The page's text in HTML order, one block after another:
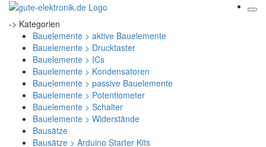
-> Kategorien
Bauelemente > aktive Bauelemente
Bauelemente > Drucktaster
Bauelemente > ICs
Bauelemente > Kondensatoren
Bauelemente > passive Bauelemente
Bauelemente > Potentiometer
Bauelemente > Schalter
Bauelemente > Widerstände
Bausätze
Bausätze > Arduino Starter Kits